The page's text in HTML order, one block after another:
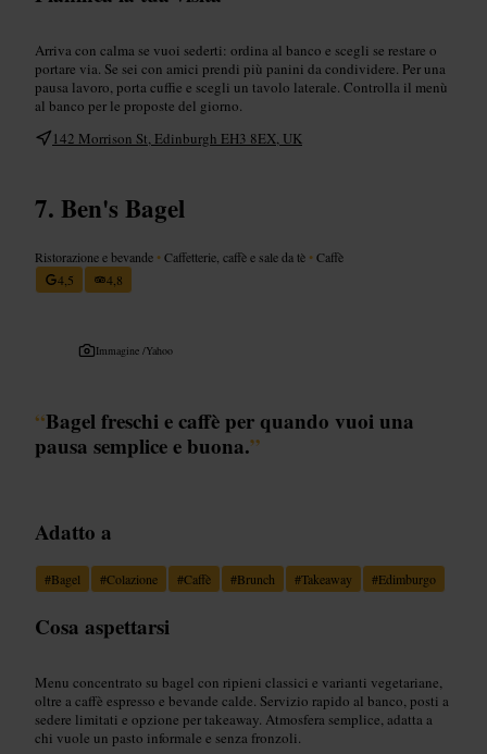
Arriva con calma se vuoi sederti: ordina al banco e scegli se restare o
portare via. Se sei con amici prendi più panini da condividere. Per una
pausa lavoro, porta cuffie e scegli un tavolo laterale. Controlla il menù
al banco per le proposte del giorno.
142 Morrison St, Edinburgh EH3 8EX, UK
Ben's Bagel
Ristorazione e bevande •Caffetterie, caffè e sale da tè •Caffè
4,5
4,8
Immagine /Yahoo
“Bagel freschi e caffè per quando vuoi una
pausa semplice e buona.”
Adatto a
#Bagel #Colazione #Caffè #Brunch #Takeaway #Edimburgo
Cosa aspettarsi
Menu concentrato su bagel con ripieni classici e varianti vegetariane,
oltre a caffè espresso e bevande calde. Servizio rapido al banco, posti a
sedere limitati e opzione per takeaway. Atmosfera semplice, adatta a
chi vuole un pasto informale e senza fronzoli.